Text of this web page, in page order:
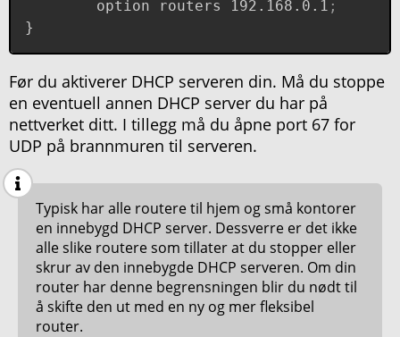
        option routers 192.168.0.1
;
}
Før du aktiverer DHCP serveren din. Må du stoppe
en eventuell annen DHCP server du har på
nettverket ditt. I tillegg må du åpne port 67 for
UDP på brannmuren til serveren.
Typisk har alle routere til hjem og små kontorer
en innebygd DHCP server. Dessverre er det ikke
alle slike routere som tillater at du stopper eller
skrur av den innebygde DHCP serveren. Om din
router har denne begrensningen blir du nødt til
å skifte den ut med en ny og mer fleksibel
router.